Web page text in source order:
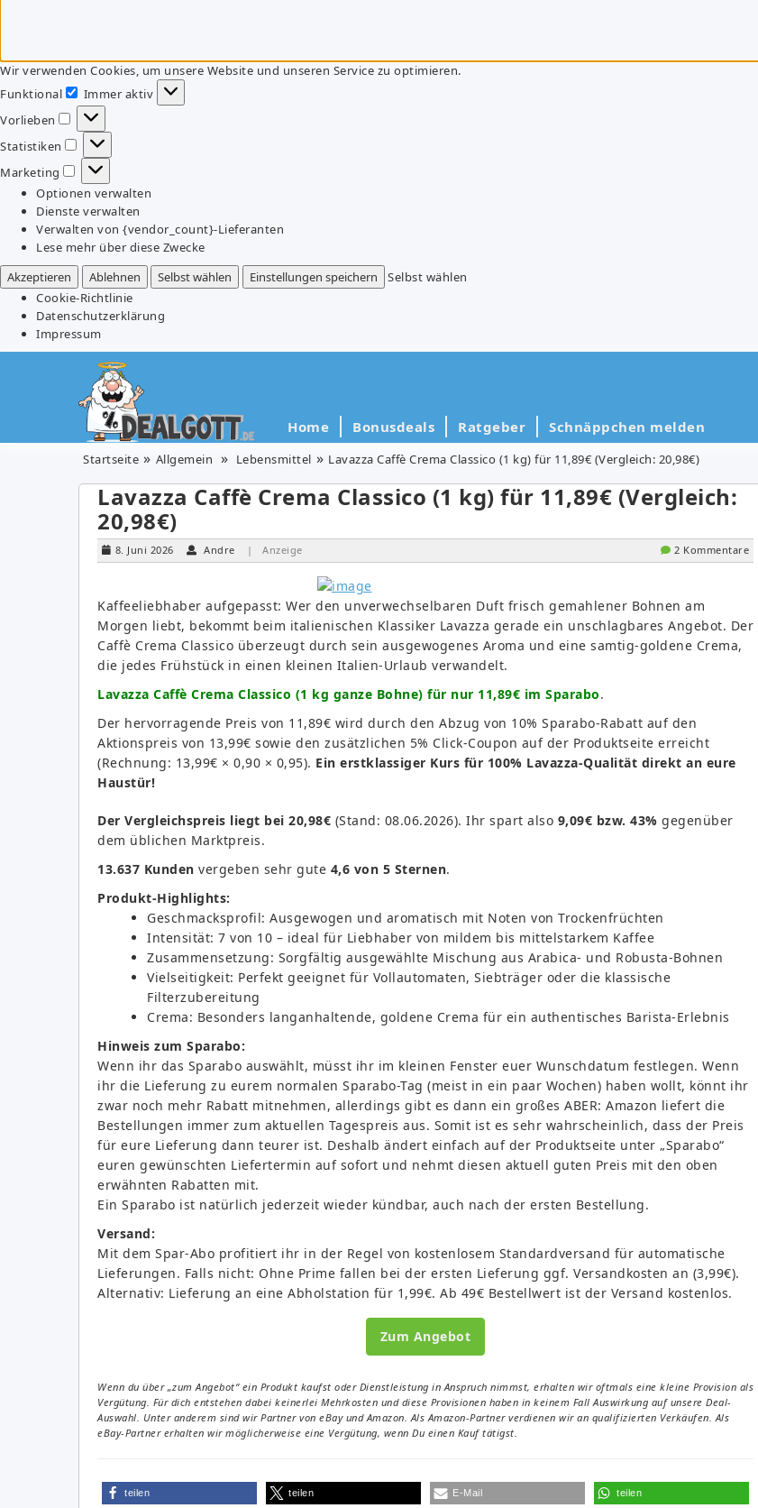
Wir verwenden Cookies, um unsere Website und unseren Service zu optimieren.
Funktional
Funktional
Immer aktiv
Vorlieben
Vorlieben
Statistiken
Statistiken
Marketing
Marketing
Optionen verwalten
Dienste verwalten
Verwalten von {vendor_count}-Lieferanten
Lese mehr über diese Zwecke
Akzeptieren
Ablehnen Selbst wählen Einstellungen speichern
Selbst wählen
Cookie-Richtlinie
Datenschutzerklärung
Impressum
Home Bonusdeals Ratgeber Schnäppchen melden
Startseite Allgemein Lebensmittel Lavazza Caffè Crema Classico (1 kg) für 11,89€ (Vergleich: 20,98€)
Lavazza Caffè Crema Classico (1 kg) für 11,89€ (Vergleich:
20,98€)
8. Juni 2026 Andre | Anzeige 2 Kommentare
Kaffeeliebhaber aufgepasst: Wer den unverwechselbaren Duft frisch gemahlener Bohnen am
Morgen liebt, bekommt beim italienischen Klassiker Lavazza gerade ein unschlagbares Angebot. Der
Caffè Crema Classico überzeugt durch sein ausgewogenes Aroma und eine samtig-goldene Crema,
die jedes Frühstück in einen kleinen Italien-Urlaub verwandelt.
Lavazza Caffè Crema Classico (1 kg ganze Bohne) für nur 11,89€ im Sparabo.
Der hervorragende Preis von 11,89€ wird durch den Abzug von 10% Sparabo-Rabatt auf den
Aktionspreis von 13,99€ sowie den zusätzlichen 5% Click-Coupon auf der Produktseite erreicht
(Rechnung: 13,99€ × 0,90 × 0,95). Ein erstklassiger Kurs für 100% Lavazza-Qualität direkt an eure
Haustür!
Der Vergleichspreis liegt bei 20,98€ (Stand: 08.06.2026). Ihr spart also 9,09€ bzw. 43% gegenüber
dem üblichen Marktpreis.
13.637 Kunden vergeben sehr gute 4,6 von 5 Sternen.
Produkt-Highlights:
Geschmacksprofil: Ausgewogen und aromatisch mit Noten von Trockenfrüchten
Intensität: 7 von 10 – ideal für Liebhaber von mildem bis mittelstarkem Kaffee
Zusammensetzung: Sorgfältig ausgewählte Mischung aus Arabica- und Robusta-Bohnen
Vielseitigkeit: Perfekt geeignet für Vollautomaten, Siebträger oder die klassische
Filterzubereitung
Crema: Besonders langanhaltende, goldene Crema für ein authentisches Barista-Erlebnis
Hinweis zum Sparabo:
Wenn ihr das Sparabo auswählt, müsst ihr im kleinen Fenster euer Wunschdatum festlegen. Wenn
ihr die Lieferung zu eurem normalen Sparabo-Tag (meist in ein paar Wochen) haben wollt, könnt ihr
zwar noch mehr Rabatt mitnehmen, allerdings gibt es dann ein großes ABER: Amazon liefert die
Bestellungen immer zum aktuellen Tagespreis aus. Somit ist es sehr wahrscheinlich, dass der Preis
für eure Lieferung dann teurer ist. Deshalb ändert einfach auf der Produktseite unter „Sparabo“
euren gewünschten Liefertermin auf sofort und nehmt diesen aktuell guten Preis mit den oben
erwähnten Rabatten mit.
Ein Sparabo ist natürlich jederzeit wieder kündbar, auch nach der ersten Bestellung.
Versand:
Mit dem Spar-Abo profitiert ihr in der Regel von kostenlosem Standardversand für automatische
Lieferungen. Falls nicht: Ohne Prime fallen bei der ersten Lieferung ggf. Versandkosten an (3,99€).
Alternativ: Lieferung an eine Abholstation für 1,99€. Ab 49€ Bestellwert ist der Versand kostenlos.
Zum Angebot
Wenn du über „zum Angebot“ ein Produkt kaufst oder Dienstleistung in Anspruch nimmst, erhalten wir oftmals eine kleine Provision als
Vergütung. Für dich entstehen dabei keinerlei Mehrkosten und diese Provisionen haben in keinem Fall Auswirkung auf unsere Deal-
Auswahl. Unter anderem sind wir Partner von eBay und Amazon. Als Amazon-Partner verdienen wir an qualifizierten Verkäufen. Als
eBay-Partner erhalten wir möglicherweise eine Vergütung, wenn Du einen Kauf tätigst.
teilen teilen E-Mail teilen